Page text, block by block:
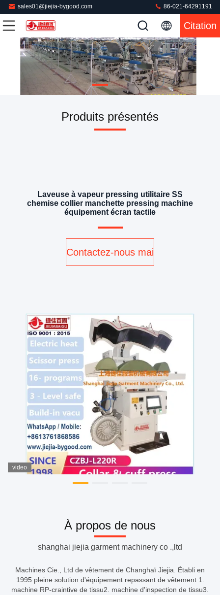
sales01@jiejia-bygood.com 86-021-64291191
Citation
Produits présentés
Laveuse à vapeur pressing utilitaire SS
chemise collier manchette pressing machine
équipement écran tactile
Contactez-nous maintenant
video
À propos de nous
shanghai jiejia garment machinery co .,ltd
Machines Cie., Ltd de vêtement de Changhaï Jiejia. Établi en
1995 pleine solution d'équipement repassant de vêtement 1.
machine RP-craintive de tissu2. machine d'inspection de tissu3.